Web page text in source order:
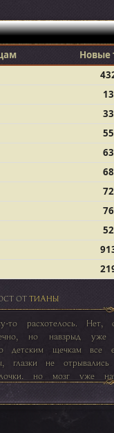
Новые
13
33
55
63
68
72
76
52
ОТТИАНЫ
то расхотелось. Нет,
но навзрыд уже
детским щечкам все
глазки не
но мозг уже
к словам тетушки, и даже